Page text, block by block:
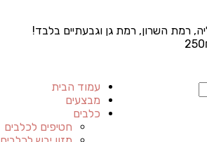
רמת השרון, רמת גן וגבעתיים בלבד!
עמוד הבית
מבצעים
כלבים
חטיפים לכלבים